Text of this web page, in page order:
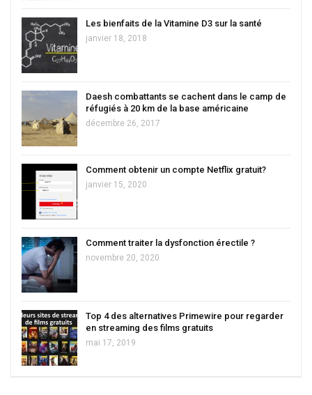
Les bienfaits de la Vitamine D3 sur la santé
janvier 18, 2018
Daesh combattants se cachent dans le camp de
réfugiés à 20 km de la base américaine
décembre 26, 2017
Comment obtenir un compte Netflix gratuit?
janvier 15, 2020
Comment traiter la dysfonction érectile ?
novembre 20, 2020
Top 4 des alternatives Primewire pour regarder
en streaming des films gratuits
mai 17, 2019